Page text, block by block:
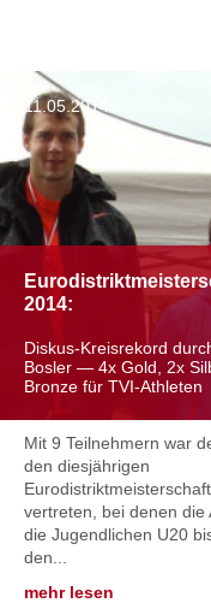
11.05.2014
2014:
Diskus-Kreisrekord
Bosler — 4x Gold, 2x
Bronze für TVI-Athleten
Mit 9 Teilnehmern war
den diesjährigen
vertreten, bei denen die
die Jugendlichen U20
den...
mehr lesen